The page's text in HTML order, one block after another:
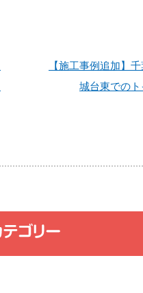
【施工事例追加】
城台東での